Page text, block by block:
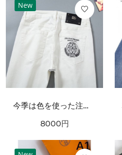
New
今季は色を使った注目新品！DOLCE＆GABBANA ドルチェ＆ガッバーナ コピー ジーパン 大注目の新作
8000円